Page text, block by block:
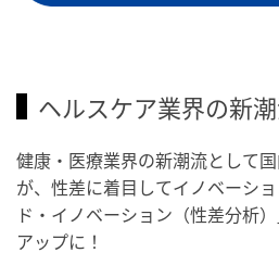
ヘルスケア業界の新
健康・医療業界の新潮流として
が、性差に着目してイノベーシ
ド・イノベーション（性差分析
アップに！